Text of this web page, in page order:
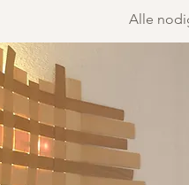
Alle